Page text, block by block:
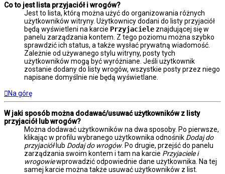
Co to jest lista przyjaciół i wrogów?
Jest to lista, którą można użyć do organizowania różnych
użytkowników witryny. Użytkownicy dodani do listy przyjaciół
będą wyświetleni na karcie Przyjaciele znajdującej się w
panelu zarządzania kontem. Z tego poziomu można szybko
sprawdzić ich status, a także wysłać prywatną wiadomość.
Zależnie od używanego stylu witryny, posty tych
użytkowników mogą być wyróżniane. Jeśli użytkownik
zostanie dodany do listy wrogów, wszystkie posty przez niego
napisane domyślnie nie będą wyświetlane.
Na górę
W jaki sposób można dodawać/usuwać użytkowników z listy
przyjaciół lub wrogów?
Można dodawać użytkowników na dwa sposoby. Po pierwsze,
klikając w profilu wybranego użytkownika odnośnik Dodaj do
przyjaciółlub Dodaj do wrogów. Po drugie, przejść do panelu
zarządzania swoim kontem i tam na karcie Przyjaciele i
wrogowiewprowadzić odpowiednie dane użytkownika. Na tej
samej karcie można także usuwać użytkowników z list.